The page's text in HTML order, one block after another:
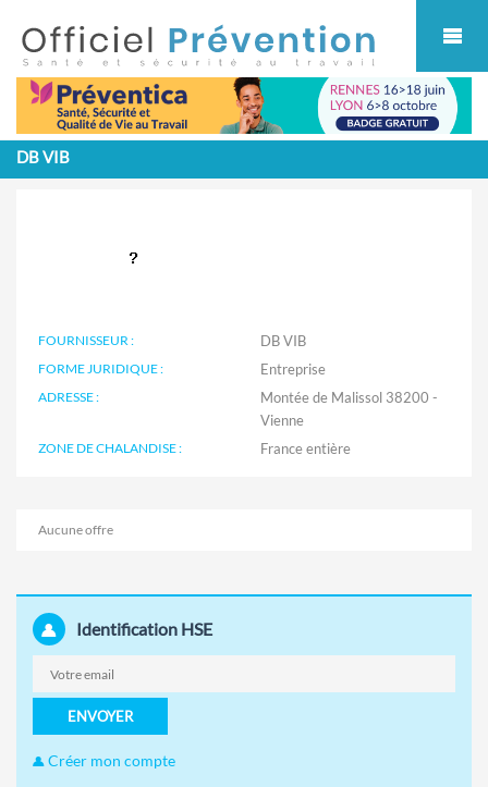
DB VIB
FOURNISSEUR : DB VIB
FORME JURIDIQUE : Entreprise
ADRESSE :
Montée de Malissol 38200 -
Vienne
ZONE DE CHALANDISE :
Aucune offre
Identification HSE
ENVOYER
Créer mon compte